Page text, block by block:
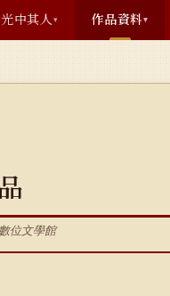
中其人▾ 作品資料▾
位文學館